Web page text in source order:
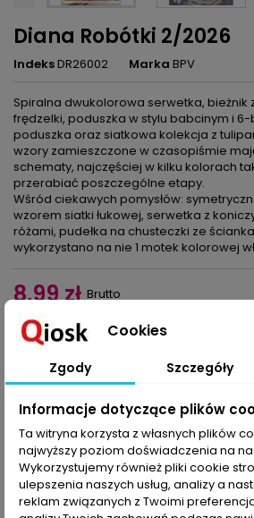
Diana Robótki 2/2026
IndeksDR26002 Marka BPV
Spiralna dwukolorowa serwetka, bieżnik
frędzelki, poduszka w stylu babcinym i
poduszka oraz siatkowa kolekcja z
wzory zamieszczone w czasopiśmie
schematy, najczęściej w kilku kolorach
przerabiać poszczególne etapy.
Wśród ciekawych pomysłów:
wzorem siatki łukowej, serwetka z
różami, pudełka na chusteczki ze
wykorzystano na nie 1 motek kolorowej
8,99 zł Brutto
Ilość 
OPIS SZCZEGÓŁY PRODUKTU
Spiralna dwukolorowa serwetka, bieżnik
Cookies
Zgody Szczegóły
Informacje dotyczące plików
Ta witryna korzysta z własnych plików
najwyższy poziom doświadczenia na
Wykorzystujemy również pliki cookie
ulepszenia naszych usług, analizy a
reklam związanych z Twoimi